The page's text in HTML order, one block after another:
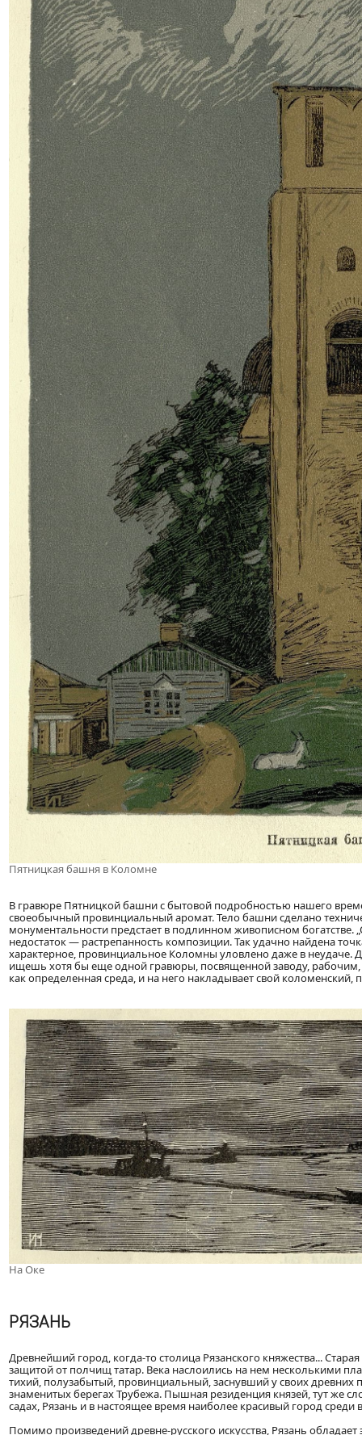
Пятницкая башня в Коломне
В гравюре Пятницкой башни с бытовой подробностью нашего
своеобычный провинциальный аромат. Тело башни сделано
монументальности предстает в подлинном живописном
недостаток — растрепанность композиции. Так удачно найдена
характерное, провинциальное Коломны уловлено даже в
ищешь хотя бы еще одной гравюры, посвященной заводу,
как определенная среда, и на него накладывает свой
На Оке
РЯЗАНЬ
Древнейший город, когда-то столица Рязанского княжества...
защитой от полчищ татар. Века наслоились на нем несколькими
тихий, полузабытый, провинциальный, заснувший у своих древних
знаменитых берегах Трубежа. Пышная резиденция князей, тут же
садах, Рязань и в настоящее время наиболее красивый город среди
Помимо произведений древне-русского искусства, Рязань